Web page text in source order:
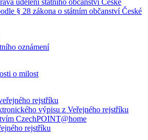
§ 28 zákona o státním občanství České
oznámení
o milost
rejstříku
výpisu z Veřejného rejstříku
CzechPOINT@home
rejstříku